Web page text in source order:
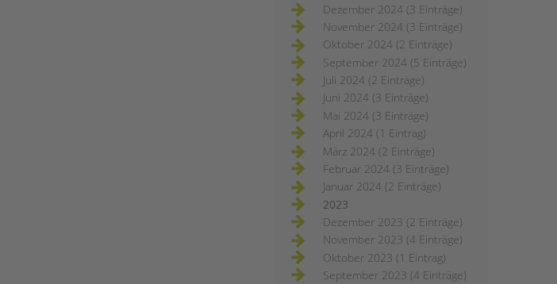
Dezember 2024 (3 Einträge)
November 2024 (3 Einträge)
Oktober 2024 (2 Einträge)
September 2024 (5 Einträge)
Juli 2024 (2 Einträge)
Juni 2024 (3 Einträge)
Mai 2024 (3 Einträge)
April 2024 (1 Eintrag)
März 2024 (2 Einträge)
Februar 2024 (3 Einträge)
Januar 2024 (2 Einträge)
2023
Dezember 2023 (2 Einträge)
November 2023 (4 Einträge)
Oktober 2023 (1 Eintrag)
September 2023 (4 Einträge)